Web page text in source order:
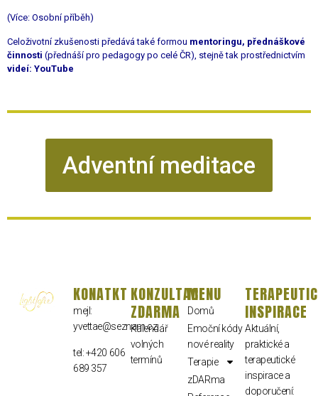
(Více: Osobní příběh)
Celoživotní zkušenosti předává také formou mentoringu, přednáškové
činnosti (přednáší pro pedagogy po celé ČR), stejně tak prostřednictvím
videí: YouTube
Adventní meditace
KONATKT
mejl:
yvettae@seznam.cz
tel: +420 606
689 357
KONZULTACE
ZDARMA
Kalendář
volných
termínů
MENU
Domů
Emoční kódy
nové reality
Terapie
zDARma
INSPIRACE
Aktuální,
praktické a
terapeutické
inspirace a
doporučení: